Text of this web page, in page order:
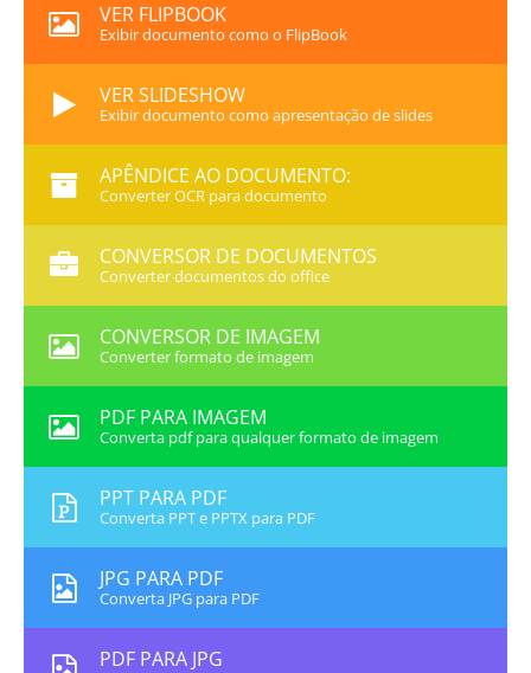
VER FLIPBOOK
Exibir documento como o FlipBook
VER SLIDESHOW
Exibir documento como apresentação de slides
APÊNDICE AO DOCUMENTO:
Converter OCR para documento
CONVERSOR DE DOCUMENTOS
Converter documentos do office
CONVERSOR DE IMAGEM
Converter formato de imagem
PDF PARA IMAGEM
Converta pdf para qualquer formato de imagem
PPT PARA PDF
Converta PPT e PPTX para PDF
JPG PARA PDF
Converta JPG para PDF
PDF PARA JPG